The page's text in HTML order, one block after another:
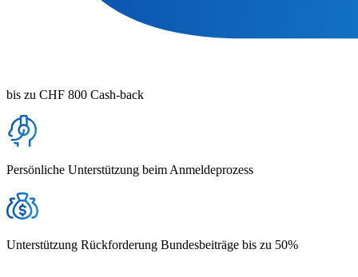
bis zu CHF 800 Cash-back
Persönliche Unterstützung beim Anmeldeprozess
Unterstützung Rückforderung Bundesbeiträge bis zu 50%